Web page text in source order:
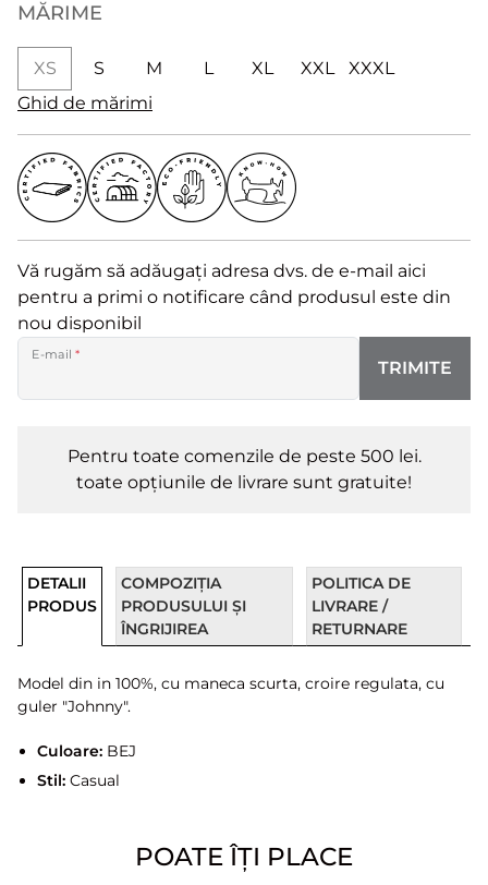
MĂRIME
XS S M L XL XXL
XXXL
Ghid de mărimi
Vă rugăm să adăugați adresa dvs. de e-mail aici
pentru a primi o notificare când produsul este din
nou disponibil
E-mail*
TRIMITE
Pentru toate comenzile de peste 500 lei.
toate opțiunile de livrare sunt gratuite!
DETALII
PRODUS
COMPOZIȚIA
PRODUSULUI ȘI
ÎNGRIJIREA
POLITICA DE
LIVRARE /
RETURNARE
Model din in 100%, cu maneca scurta, croire regulata, cu
guler "Johnny".
Culoare:BEJ
Stil:Casual
POATE ÎȚI PLACE